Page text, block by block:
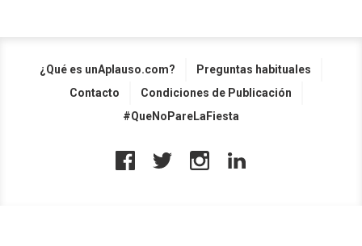
¿Qué es unAplauso.com?
Preguntas habituales
Contacto
Condiciones de Publicación
#QueNoPareLaFiesta